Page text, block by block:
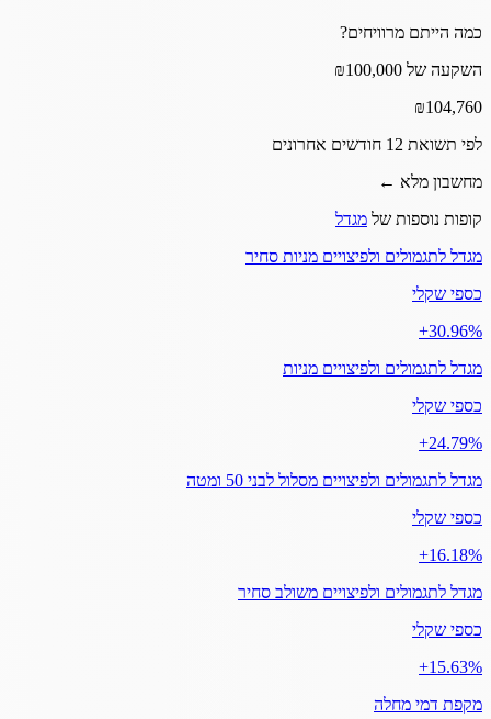
כמה הייתם מרוויחים?
השקעה של ₪100,000
₪104,760
לפי תשואת 12 חודשים אחרונים
מחשבון מלא ←
קופות נוספות של מגדל
מגדל לתגמולים ולפיצויים מניות סחיר
כספי שקלי
‎+30.96%
מגדל לתגמולים ולפיצויים מניות
כספי שקלי
‎+24.79%
מגדל לתגמולים ולפיצויים מסלול לבני 50 ומטה
כספי שקלי
‎+16.18%
מגדל לתגמולים ולפיצויים משולב סחיר
כספי שקלי
‎+15.63%
מקפת דמי מחלה